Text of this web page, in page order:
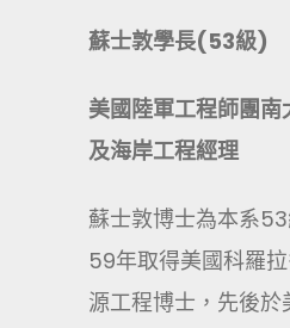
蘇士敦學長(53級)
美國陸軍工程師團
及海岸工程經理
蘇士敦博士為本系
59年取得美國科羅
源工程博士，先後